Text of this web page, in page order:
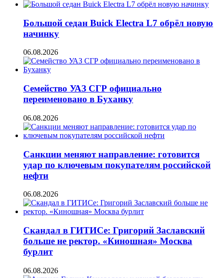
Большой седан Buick Electra L7 обрёл новую
начинку
06.08.2026
Семейство УАЗ СГР официально
переименовано в Буханку
06.08.2026
Санкции меняют направление: готовится
удар по ключевым покупателям российской
нефти
06.08.2026
Скандал в ГИТИСе: Григорий Заславский
больше не ректор. «Киношная» Москва
бурлит
06.08.2026